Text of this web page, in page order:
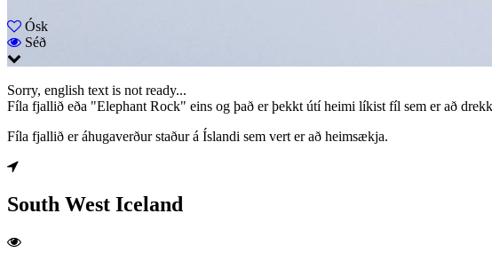
Ósk
Séð
Sorry, english text is not ready...
Fíla fjallið eða "Elephant Rock" eins og það er þekkt útí heimi líkist fíl sem er að
Fíla fjallið er áhugaverður staður á Íslandi sem vert er að heimsækja.
South West Iceland